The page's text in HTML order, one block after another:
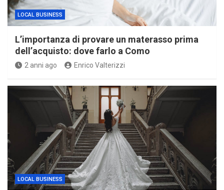
LOCAL BUSINESS
L’importanza di provare un materasso prima
dell’acquisto: dove farlo a Como
2 anni ago Enrico Valterizzi
LOCAL BUSINESS